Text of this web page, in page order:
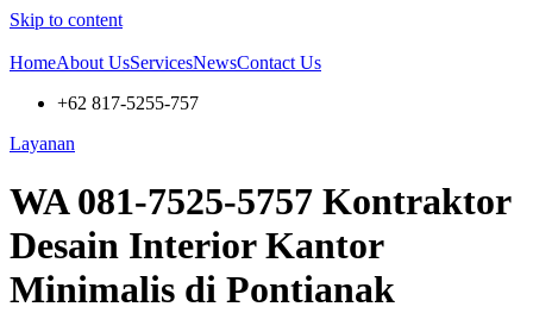
Skip to content
HomeAbout UsServicesNewsContact Us
+62 817-5255-757
Layanan
WA 081-7525-5757 Kontraktor
Desain Interior Kantor
Minimalis di Pontianak